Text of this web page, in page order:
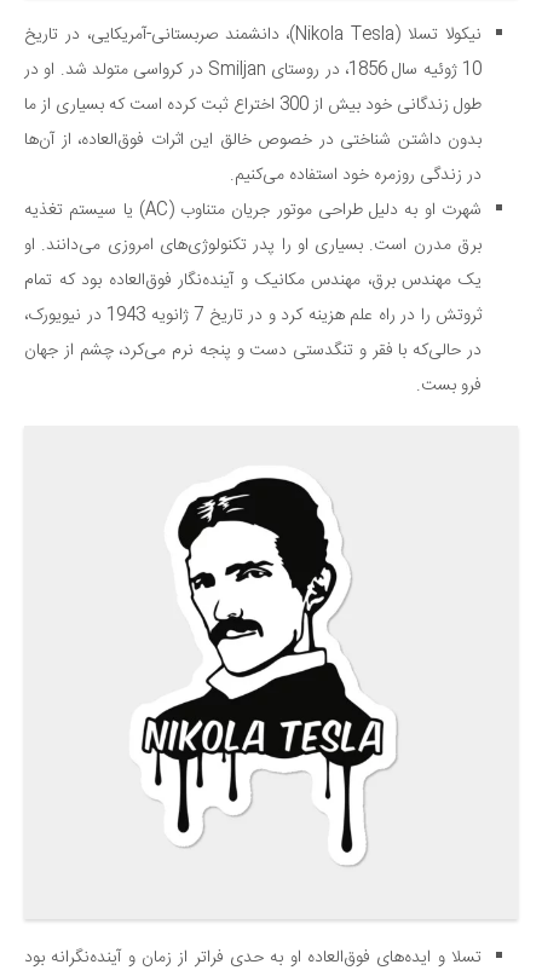
عکاسی و هنرهای تجسمی
کتاب و کتاب‌خوانی
تاریخ
معماری
فناوری‌ها
نجوم و هوا فضا
زمین و محیط زیست
خودرو
سرگرمی
نیکولا تسلا (Nikola Tesla)، دانشمند صربستانی-آمریکایی، در تاریخ
10 ژوئیه سال 1856، در روستای Smiljan در کرواسی متولد شد. او در
طول زندگانی خود بیش از 300 اختراع ثبت کرده است که بسیاری از ما
بدون داشتن شناختی در خصوص خالق این اثرات فوق‌العاده، از آن‌ها
در زندگی روزمره خود استفاده می‌کنیم.
شهرت او به دلیل طراحی موتور جریان متناوب (AC) یا سیستم تغذیه
برق مدرن است. بسیاری او را پدر تکنولوژی‌های امروزی می‌دانند. او
یک مهندس برق، مهندس مکانیک و آینده‌نگار فوق‌العاده بود که تمام
ثروتش را در راه علم هزینه کرد و در تاریخ 7 ژانویه 1943 در نیویورک،
در حالی‌که با فقر و تنگدستی دست و پنجه نرم می‌کرد، چشم از جهان
فرو بست.
تسلا و ایده‌های فوق‌العاده او به حدی فراتر از زمان و آینده‌نگرانه بود